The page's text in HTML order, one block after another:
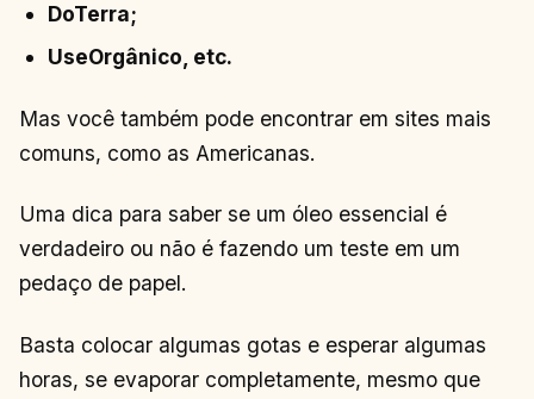
DoTerra;
UseOrgânico, etc.
Mas você também pode encontrar em sites mais
comuns, como as Americanas.
Uma dica para saber se um óleo essencial é
verdadeiro ou não é fazendo um teste em um
pedaço de papel.
Basta colocar algumas gotas e esperar algumas
horas, se evaporar completamente, mesmo que